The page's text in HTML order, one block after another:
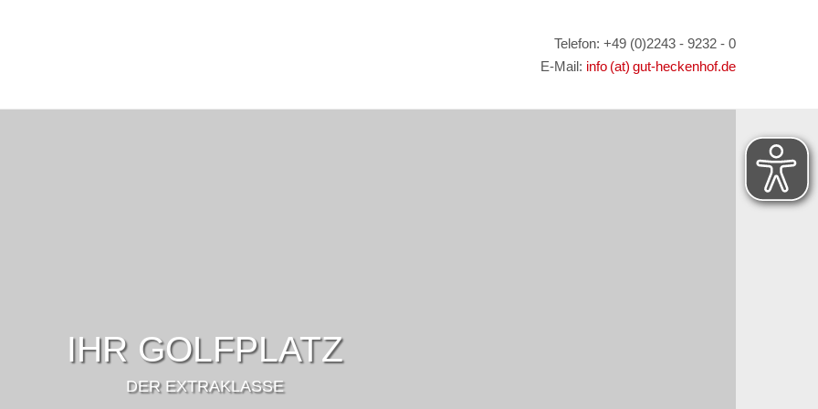
Telefon: +49 (0)2243 - 9232 - 0
E-Mail: info (at) gut-heckenhof.de
IHR GOLFPLATZ
DER EXTRAKLASSE